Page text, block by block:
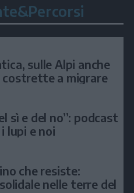
sulle Alpi anche
a migrare
sì e del no”: podcast
lupi e noi
che resiste:
nelle terre del